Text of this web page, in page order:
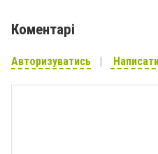
Коментарі
Авторизуватись